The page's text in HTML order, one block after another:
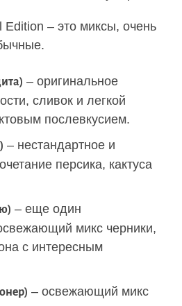
Edition – это миксы, очень
– оригинальное
сливок и легкой
послевкусием.
– нестандартное и
персика, кактуса
– еще один
микс черники,
с интересным
– освежающий микс